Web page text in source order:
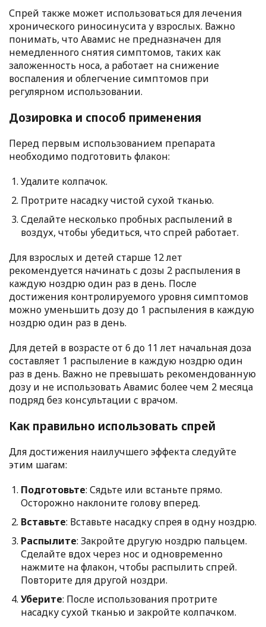
Спрей также может использоваться для лечения
хронического риносинусита у взрослых. Важно
понимать, что Авамис не предназначен для
немедленного снятия симптомов, таких как
заложенность носа, а работает на снижение
воспаления и облегчение симптомов при
регулярном использовании.
Дозировка и способ применения
Перед первым использованием препарата
необходимо подготовить флакон:
Удалите колпачок.
Протрите насадку чистой сухой тканью.
Сделайте несколько пробных распылений в
воздух, чтобы убедиться, что спрей работает.
Для взрослых и детей старше 12 лет
рекомендуется начинать с дозы 2 распыления в
каждую ноздрю один раз в день. После
достижения контролируемого уровня симптомов
можно уменьшить дозу до 1 распыления в каждую
ноздрю один раз в день.
Для детей в возрасте от 6 до 11 лет начальная доза
составляет 1 распыление в каждую ноздрю один
раз в день. Важно не превышать рекомендованную
дозу и не использовать Авамис более чем 2 месяца
подряд без консультации с врачом.
Как правильно использовать спрей
Для достижения наилучшего эффекта следуйте
этим шагам:
Подготовьте: Сядьте или встаньте прямо.
Осторожно наклоните голову вперед.
Вставьте: Вставьте насадку спрея в одну ноздрю.
Распылите: Закройте другую ноздрю пальцем.
Сделайте вдох через нос и одновременно
нажмите на флакон, чтобы распылить спрей.
Повторите для другой ноздри.
Уберите: После использования протрите
насадку сухой тканью и закройте колпачком.